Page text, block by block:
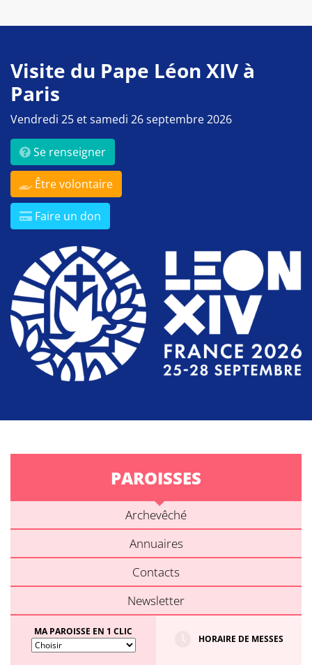
Visite du Pape Léon XIV à
Paris
Vendredi 25 et samedi 26 septembre 2026
Se renseigner
Être volontaire
Faire un don
PAROISSES
Archevêché
Annuaires
Contacts
Newsletter
MA PAROISSE EN 1 CLIC
HORAIRE DE MESSES